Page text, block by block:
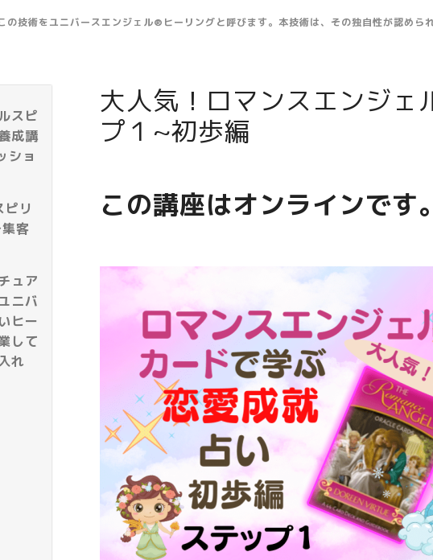
の技術をユニバースエンジェル®ヒーリングと呼びます。本技術は、その独自性が認め
スピ
成講
ショ
リ
客
ュア
ニバ
ヒー
して
れ
大人気！ロマンスエンジェ
プ１~初歩編
この講座はオンラインです。